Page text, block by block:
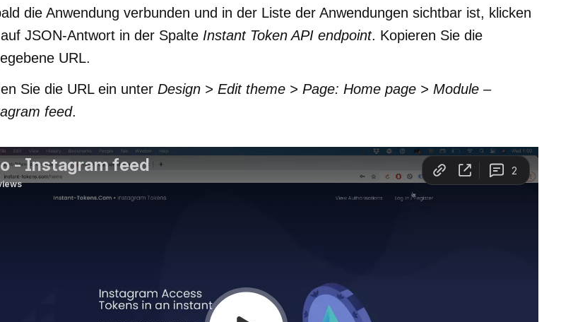
die Anwendung verbunden und in der Liste der Anwendungen sichtbar ist, klicken
JSON-Antwort in der Spalte Instant Token API endpoint. Kopieren Sie die
URL.
Sie die URL ein unterDesign > Edit theme > Page: Home page > Module –
feed.